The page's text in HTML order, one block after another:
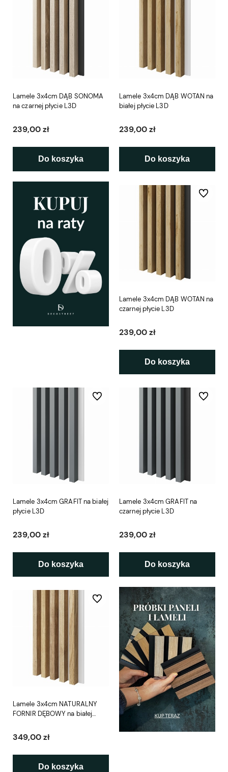
Lamele 3x4cm DĄB SONOMA
na czarnej płycie L3D
239,00 zł
Do koszyka
Lamele 3x4cm DĄB WOTAN na
białej płycie L3D
239,00 zł
Do koszyka
Lamele 3x4cm DĄB WOTAN na
czarnej płycie L3D
239,00 zł
Do koszyka
Do
Lamele 3x4cm GRAFIT na białej
płycie L3D
239,00 zł
Do koszyka
Do ulubionych
Lamele 3x4cm GRAFIT na
czarnej płycie L3D
239,00 zł
Do koszyka
Do
Lamele 3x4cm NATURALNY
FORNIR DĘBOWY na białej
349,00 zł
Do koszyka
Do ulubionych